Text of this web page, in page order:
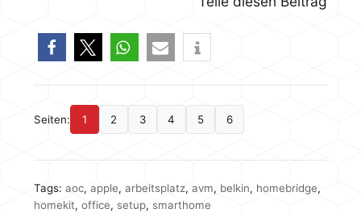
Seiten: 1 2 3 4 5 6
Tags: aoc, apple, arbeitsplatz, avm, belkin, homebridge,
homekit, office, setup, smarthome